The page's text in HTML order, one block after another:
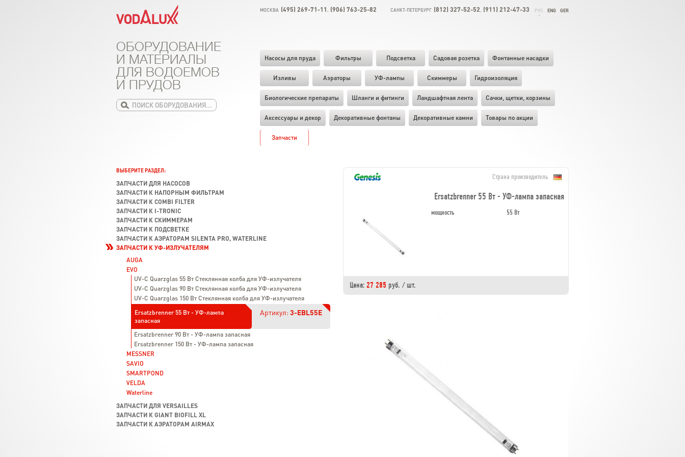
МОСКВА (495) 269-71-11 (906) 763-25-82 САНКТ-ПЕТЕРБУРГ (812) 327-52-52 (911) 212-47-33 РУС ENG GER
Насосы для пруда Фильтры Подсветка Садовая розетка Фонтанные насадки
Изливы Аэраторы УФ-лампы Скиммеры Гидроизоляция
Биологические препараты Шланги и фитинги Ландшафтная лента Cачки, щетки, корзины
Аксессуары и декор Декоративные фонтаны Декоративные камни Товары по акции
Запчасти
ОБОРУДОВАНИЕ
И МАТЕРИАЛЫ
ДЛЯ ВОДОЕМОВ
И ПРУДОВ
Страна производитель
Ersatzbrenner 55 Вт - УФ-лампа запасная
мощность 55 Вт
Цена: 27 285 руб. / шт.
ВЫБЕРИТЕ РАЗДЕЛ:
ЗАПЧАСТИ ДЛЯ НАСОСОВ
ЗАПЧАСТИ К НАПОРНЫМ ФИЛЬТРАМ
ЗАПЧАСТИ К COMBI FILTER
ЗАПЧАСТИ К I-TRONIC
ЗАПЧАСТИ К СКИММЕРАМ
ЗАПЧАСТИ К ПОДСВЕТКЕ
ЗАПЧАСТИ К АЭРАТОРАМ SILENTA PRO, WATERLINE
ЗАПЧАСТИ К УФ-ИЗЛУЧАТЕЛЯМ
AUGA
EVO
UV-C Quarzglas 55 Вт Стеклянная колба для УФ-излучателя
UV-C Quarzglas 90 Вт Стеклянная колба для УФ-излучателя
UV-C Quarzglas 150 Вт Стеклянная колба для УФ-излучателя
Ersatzbrenner 55 Вт - УФ-лампа
запасная
Артикул: 3-EBL55E
Ersatzbrenner 90 Вт - УФ-лампа запасная
Ersatzbrenner 150 Вт - УФ-лампа запасная
MESSNER
SAVIO
SMARTPOND
VELDA
Waterline
ЗАПЧАСТИ ДЛЯ VERSAILLES
ЗАПЧАСТИ К GIANT BIOFILL XL
ЗАПЧАСТИ К АЭРАТОРАМ AIRMAX